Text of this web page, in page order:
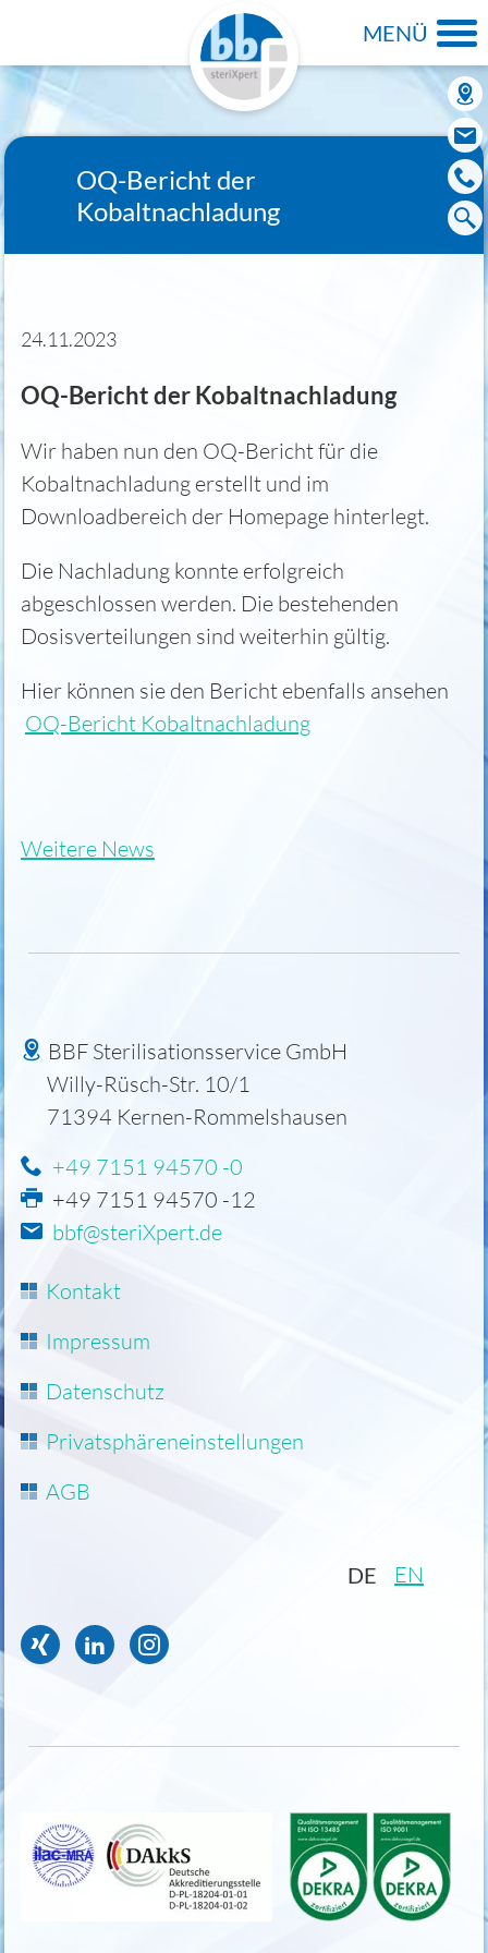
MENÜ
OQ-Bericht der
Kobaltnachladung
24.11.2023
OQ-Bericht der Kobaltnachladung
Wir haben nun den OQ-Bericht für die
Kobaltnachladung erstellt und im
Downloadbereich der Homepage hinterlegt.
Die Nachladung konnte erfolgreich
abgeschlossen werden. Die bestehenden
Dosisverteilungen sind weiterhin gültig.
Hier können sie den Bericht ebenfalls ansehen
OQ-Bericht Kobaltnachladung
Weitere News
BBF Sterilisationsservice GmbH
Willy-Rüsch-Str. 10/1
71394 Kernen-Rommelshausen
+49 7151 94570 -0
+49 7151 94570 -12
bbf@steriXpert.de
Navigation
Kontakt
Impressum
Datenschutz
Privatsphäreneinstellungen
AGB
DE EN